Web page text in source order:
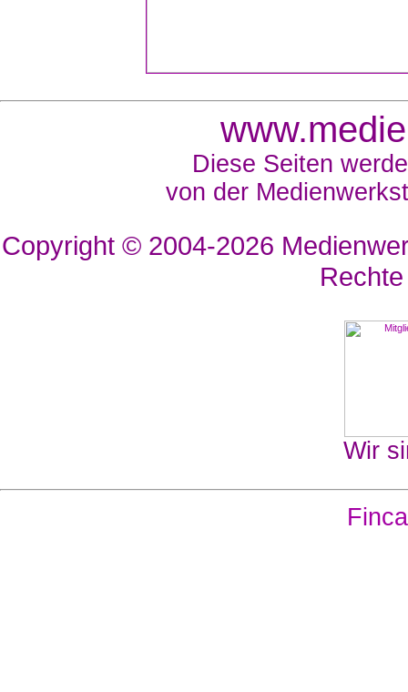
Diese Seiten
von der
Copyright © 2004-2026
Wir